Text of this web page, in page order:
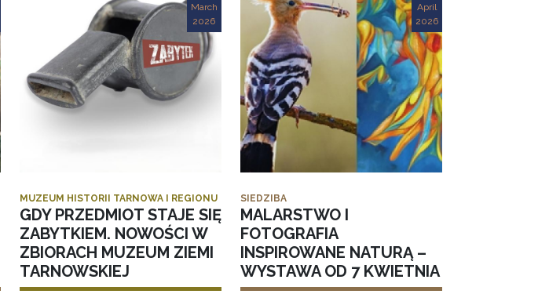
March
2026
MUZEUM HISTORII TARNOWA I REGIONU
GDY PRZEDMIOT STAJE SIĘ
ZABYTKIEM. NOWOŚCI W
ZBIORACH MUZEUM ZIEMI
TARNOWSKIEJ
April
2026
SIEDZIBA
MALARSTWO I
FOTOGRAFIA
INSPIROWANE NATURĄ –
WYSTAWA OD 7 KWIETNIA